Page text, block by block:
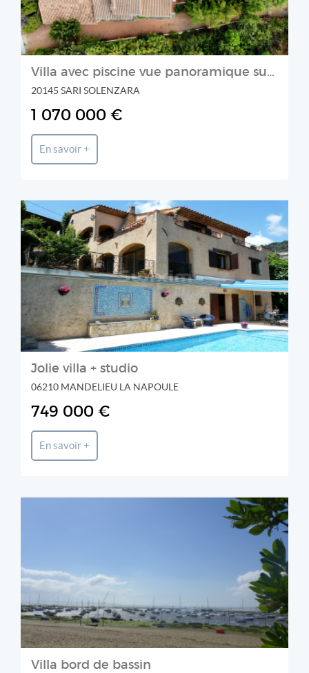
Villa avec piscine vue panoramique sur la mer
20145 SARI SOLENZARA
1 070 000 €
En savoir +
CORNICHE D'OR IMMOBILIER
Jolie villa + studio
06210 MANDELIEU LA NAPOULE
749 000 €
En savoir +
Découvrir cette propriété.
Villa bord de bassin